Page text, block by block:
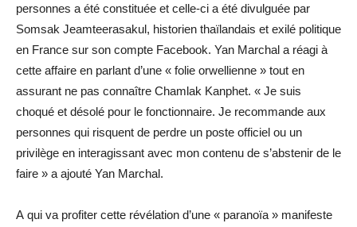
personnes a été constituée et celle-ci a été divulguée par
Somsak Jeamteerasakul, historien thaïlandais et exilé politique
en France sur son compte Facebook. Yan Marchal a réagi à
cette affaire en parlant d’une « folie orwellienne » tout en
assurant ne pas connaître Chamlak Kanphet. « Je suis
choqué et désolé pour le fonctionnaire. Je recommande aux
personnes qui risquent de perdre un poste officiel ou un
privilège en interagissant avec mon contenu de s’abstenir de le
faire » a ajouté Yan Marchal.
A qui va profiter cette révélation d’une « paranoïa » manifeste